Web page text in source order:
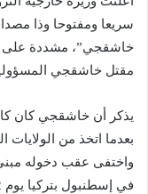
سريعا ومفتوحا وذا
خاشقجي​”، مشددة على
مقتل خاشقجي
يذكر أن خاشقجي كان
واختفى عقب دخوله مبنى